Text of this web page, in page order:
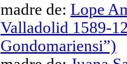
madre de: Lope
Valladolid 1589-
Gondomariensi”)